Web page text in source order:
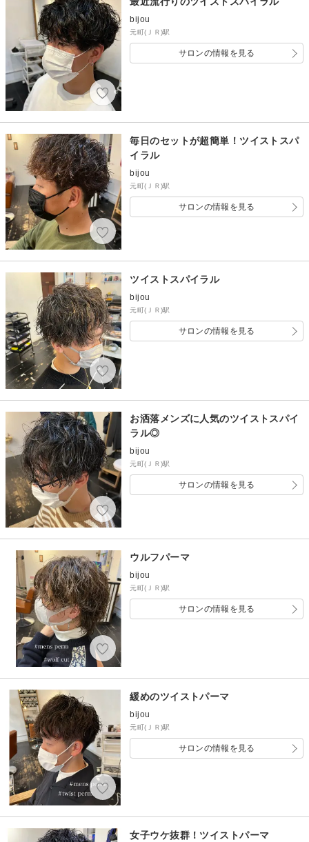
bijou
元町(ＪＲ)駅
サロンの情報を見る
毎日のセットが超簡単！ツイストスパ
イラル
bijou
元町(ＪＲ)駅
サロンの情報を見る
ツイストスパイラル
bijou
元町(ＪＲ)駅
サロンの情報を見る
お洒落メンズに人気のツイストスパイ
ラル◎
bijou
元町(ＪＲ)駅
サロンの情報を見る
ウルフパーマ
bijou
元町(ＪＲ)駅
サロンの情報を見る
緩めのツイストパーマ
bijou
元町(ＪＲ)駅
サロンの情報を見る
女子ウケ抜群！ツイストパーマ